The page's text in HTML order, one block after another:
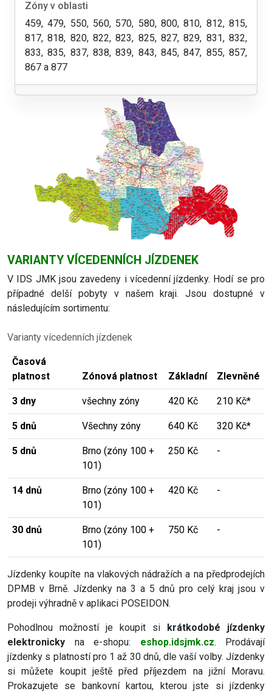
Zóny v oblasti
459, 479, 550, 560, 570, 580, 800, 810, 812, 815,
817, 818, 820, 822, 823, 825, 827, 829, 831, 832,
833, 835, 837, 838, 839, 843, 845, 847, 855, 857,
867 a 877
VARIANTY VÍCEDENNÍCH JÍZDENEK
V IDS JMK jsou zavedeny i vícedenní jízdenky. Hodí se pro
případné delší pobyty v našem kraji. Jsou dostupné v
následujícím sortimentu:
Varianty vícedenních jízdenek
Časová
platnost
Zónová platnost Základní Zlevněné
3 dny všechny zóny 420 Kč 210 Kč*
5 dnů Všechny zóny 640 Kč 320 Kč*
5 dnů
Brno (zóny 100 +
101)
250 Kč -
14 dnů
Brno (zóny 100 +
101)
420 Kč -
30 dnů
Brno (zóny 100 +
101)
750 Kč -
Jízdenky koupíte na vlakových nádražích a na předprodejích
DPMB v Brně. Jízdenky na 3 a 5 dnů pro celý kraj jsou v
prodeji výhradně v aplikaci POSEIDON.
Pohodlnou možností je koupit si krátkodobé jízdenky
elektronicky na e-shopu: eshop.idsjmk.cz. Prodávají
jízdenky s platností pro 1 až 30 dnů, dle vaší volby. Jízdenky
si můžete koupit ještě před příjezdem na jižní Moravu.
Prokazujete se bankovní kartou, kterou jste si jízdenky